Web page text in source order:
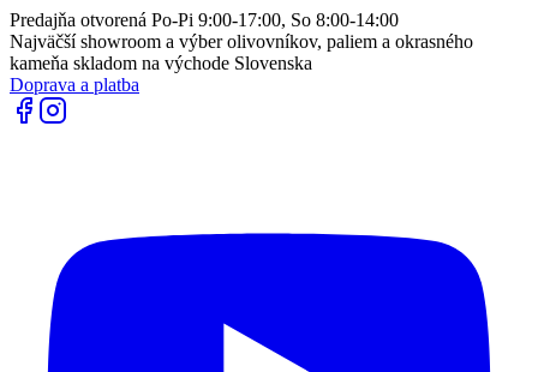
Predajňa otvorená Po-Pi 9:00-17:00, So 8:00-14:00
Najväčší showroom a výber olivovníkov, paliem a okrasného
kameňa skladom na východe Slovenska
Doprava a platba